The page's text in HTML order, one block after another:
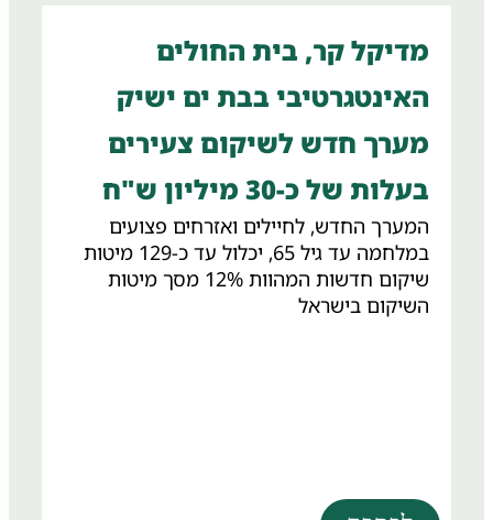
מדיקל קר, בית החולים
האינטגרטיבי בבת ים ישיק
מערך חדש לשיקום צעירים
בעלות של כ-30 מיליון ש"ח
המערך החדש, לחיילים ואזרחים פצועים
במלחמה עד גיל 65, יכלול עד כ-129 מיטות
שיקום חדשות המהוות 12% מסך מיטות
השיקום בישראל